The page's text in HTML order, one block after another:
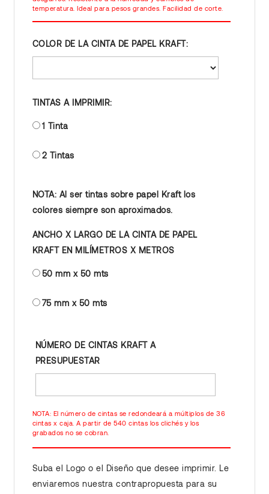
temperatura. Ideal para pesos grandes. Facilidad de corte.
COLOR DE LA CINTA DE PAPEL KRAFT:
TINTAS A IMPRIMIR:
1 Tinta
2 Tintas
NOTA: Al ser tintas sobre papel Kraft los
colores siempre son aproximados.
ANCHO X LARGO DE LA CINTA DE PAPEL
KRAFT EN MILÍMETROS X METROS
50 mm x 50 mts
75 mm x 50 mts
NÚMERO DE CINTAS KRAFT A
PRESUPUESTAR
NOTA: El número de cintas se redondeará a múltiplos de 36
cintas x caja. A partir de 540 cintas los clichés y los
grabados no se cobran.
Suba el Logo o el Diseño que desee imprimir. Le
enviaremos nuestra contrapropuesta para su